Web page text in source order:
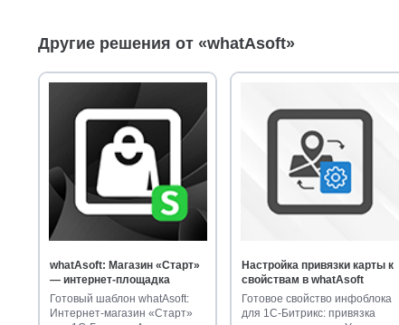
Другие решения от «whatAsoft»
whatAsoft: Магазин «Старт»
— интернет-площадка
Готовый шаблон whatAsoft:
Интернет-магазин «Старт»
Настройка привязки карты к
свойствам в whatAsoft
Готовое свойство инфоблока
для 1С-Битрикс: привязка